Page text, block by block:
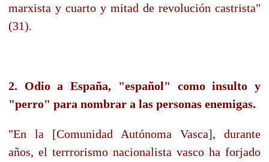
marxista y cuarto y mitad de revolución castrista"
(31).
2. Odio a España, "español" como insulto y
"perro" para nombrar a las personas enemigas.
"En la [Comunidad Autónoma Vasca], durante
años, el terrrorismo nacionalista vasco ha forjado